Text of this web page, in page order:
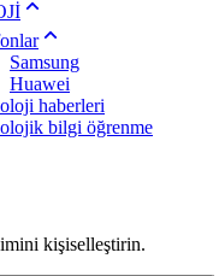
Samsung
Huawei
haberleri
bilgi öğrenme
kişiselleştirin.